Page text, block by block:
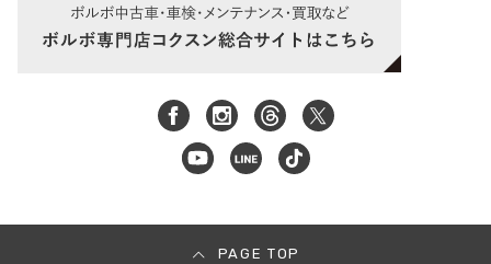
PAGE TOP